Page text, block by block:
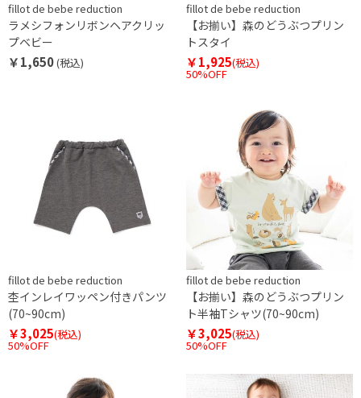
fillot de bebe reduction
ラメシフォンリボンヘアクリッ
プベビー
￥1,650(税込)
fillot de bebe reduction
【お揃い】森のどうぶつプリン
トスタイ
￥1,925(税込)
50%OFF
fillot de bebe reduction
杢インレイワッペン付きパンツ
(70~90cm)
￥3,025(税込)
50%OFF
fillot de bebe reduction
【お揃い】森のどうぶつプリン
ト半袖Tシャツ(70~90cm)
￥3,025(税込)
50%OFF